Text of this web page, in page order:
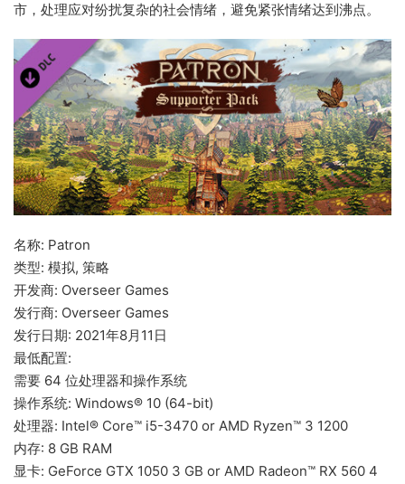
市，处理应对纷扰复杂的社会情绪，避免紧张情绪达到沸点。
名称: Patron
类型: 模拟, 策略
开发商: Overseer Games
发行商: Overseer Games
发行日期: 2021年8月11日
最低配置:
需要 64 位处理器和操作系统
操作系统: Windows® 10 (64-bit)
处理器: Intel® Core™ i5-3470 or AMD Ryzen™ 3 1200
内存: 8 GB RAM
显卡: GeForce GTX 1050 3 GB or AMD Radeon™ RX 560 4